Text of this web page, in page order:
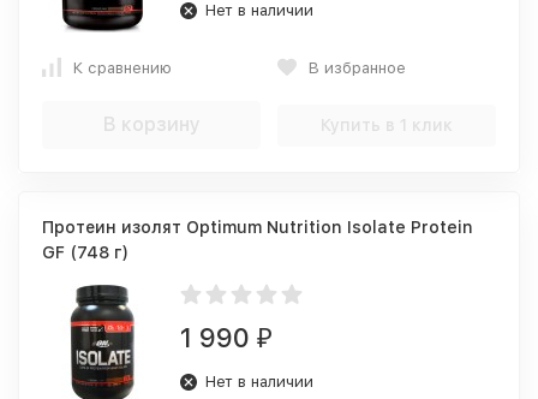
Нет в наличии
К сравнению В избранное
В корзину Купить в 1 клик
Протеин изолят Optimum Nutrition Isolate Protein
GF (748 г)
1 990 ₽
Нет в наличии